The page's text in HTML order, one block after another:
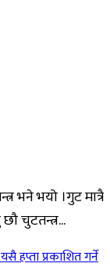
भने भयो ।गुट मात्रै
चुटतन्त्र...